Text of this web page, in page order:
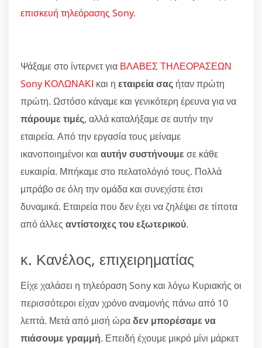
επισκευή τηλεόρασης Sony.
Ψάξαμε στο ίντερνετ για ΒΛΑΒΕΣ ΤΗΛΕΟΡΑΣΕΩΝ
Sony ΚΟΛΩΝΑΚΙ και η εταιρεία σας ήταν πρώτη
πρώτη. Ωστόσο κάναμε και γενικότερη έρευνα για να
πάρουμε τιμές, αλλά καταλήξαμε σε αυτήν την
εταιρεία. Από την εργασία τους μείναμε
ικανοποιημένοι και αυτήν συστήνουμε σε κάθε
ευκαιρία. Μπήκαμε στο πελατολόγιό τους. Πολλά
μπράβο σε όλη την ομάδα και συνεχίστε έτσι
δυναμικά. Εταιρεία που δεν έχει να ζηλέψει σε τίποτα
από άλλες αντίστοιχες του εξωτερικού.
κ. Κανέλος, επιχειρηματίας
Είχε χαλάσει η τηλεόραση Sony και λόγω Κυριακής οι
περισσότεροι είχαν χρόνο αναμονής πάνω από 10
λεπτά. Μετά από μισή ώραδεν μπορέσαμε να
πιάσουμε γραμμή. Επειδή έχουμε μικρό μίνι μάρκετ